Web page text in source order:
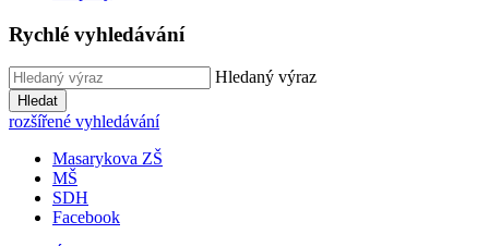
Rychlé vyhledávání
Hledaný výraz
Hledat
rozšířené vyhledávání
Masarykova ZŠ
MŠ
SDH
Facebook